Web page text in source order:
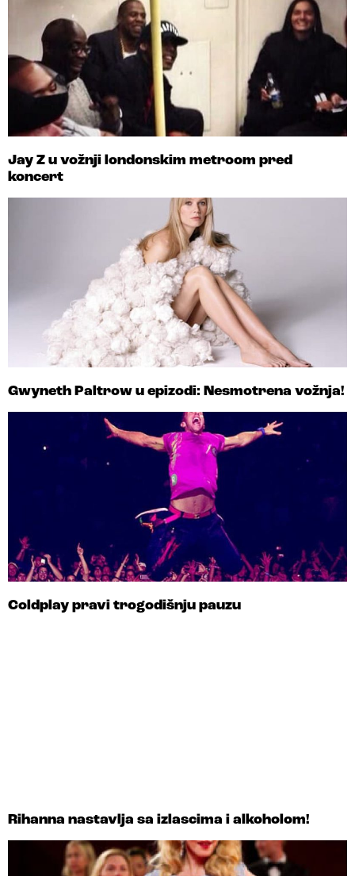
Jay Z u vožnji londonskim metroom pred
koncert
Gwyneth Paltrow u epizodi: Nesmotrena vožnja!
Coldplay pravi trogodišnju pauzu
Rihanna nastavlja sa izlascima i alkoholom!